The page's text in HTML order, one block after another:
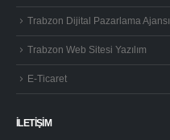
Trabzon Dijital Pazarlama Ajansı
Trabzon Web Sitesi Yazılım
E-Ticaret
İLETİŞİM